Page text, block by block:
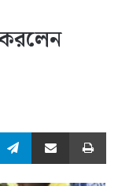
করলেন
TelegramShare via Email